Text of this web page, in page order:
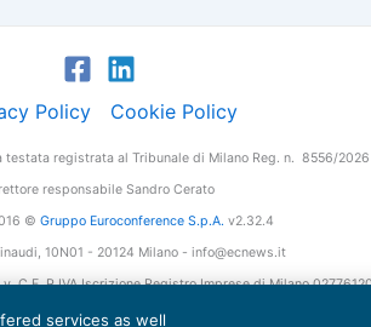
Policy Cookie Policy
testata registrata al Tribunale di Milano Reg. n. 8556/2026
responsabile Sandro Cerato
© Gruppo Euroconference S.p.A. v2.32.4
10N01 - 20124 Milano - info@ecnews.it
C.F. P.IVA Iscrizione Registro Imprese di Milano
services as well